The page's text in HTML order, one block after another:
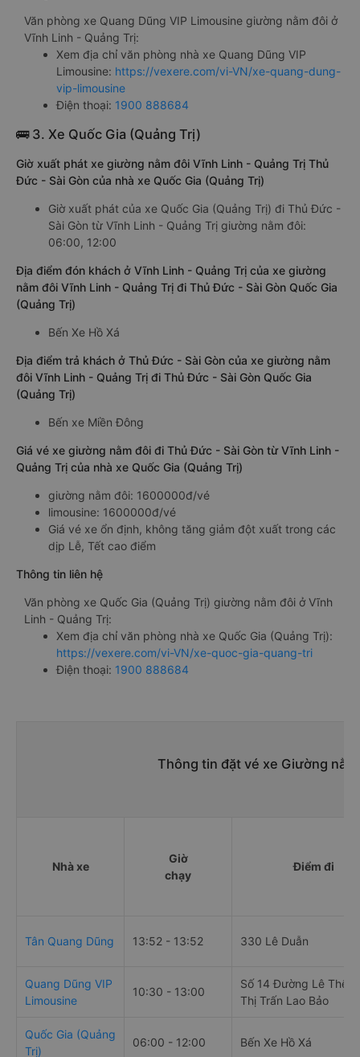
Văn phòng xe Quang Dũng VIP Limousine giường nằm đôi ở
Vĩnh Linh - Quảng Trị:
Xem địa chỉ văn phòng nhà xe Quang Dũng VIP
Limousine: https://vexere.com/vi-VN/xe-quang-dung-
vip-limousine
Điện thoại: 1900 888684
🚌 3. Xe Quốc Gia (Quảng Trị)
Giờ xuất phát xe giường nằm đôi Vĩnh Linh - Quảng Trị Thủ
Đức - Sài Gòn của nhà xe Quốc Gia (Quảng Trị)
Giờ xuất phát của xe Quốc Gia (Quảng Trị) đi Thủ Đức -
Sài Gòn từ Vĩnh Linh - Quảng Trị giường nằm đôi:
06:00, 12:00
Địa điểm đón khách ở Vĩnh Linh - Quảng Trị của xe giường
nằm đôi Vĩnh Linh - Quảng Trị đi Thủ Đức - Sài Gòn Quốc Gia
(Quảng Trị)
Bến Xe Hồ Xá
Địa điểm trả khách ở Thủ Đức - Sài Gòn của xe giường nằm
đôi Vĩnh Linh - Quảng Trị đi Thủ Đức - Sài Gòn Quốc Gia
(Quảng Trị)
Bến xe Miền Đông
Giá vé xe giường nằm đôi đi Thủ Đức - Sài Gòn từ Vĩnh Linh -
Quảng Trị của nhà xe Quốc Gia (Quảng Trị)
giường nằm đôi: 1600000đ/vé
limousine: 1600000đ/vé
Giá vé xe ổn định, không tăng giảm đột xuất trong các
dịp Lễ, Tết cao điểm
Thông tin liên hệ
Văn phòng xe Quốc Gia (Quảng Trị) giường nằm đôi ở Vĩnh
Linh - Quảng Trị:
Xem địa chỉ văn phòng nhà xe Quốc Gia (Quảng Trị):
https://vexere.com/vi-VN/xe-quoc-gia-quang-tri
Điện thoại: 1900 888684
Thông tin đặt vé xe Giường
Nhà xe
Giờ
chạy
Điểm đi
Tân Quang Dũng 13:52 - 13:52 330 Lê Duẫn
Quang Dũng VIP
Limousine
10:30 - 13:00
Số 14 Đường Lê Thế
Thị Trấn Lao Bảo
Quốc Gia (Quảng
Trị)
06:00 - 12:00 Bến Xe Hồ Xá